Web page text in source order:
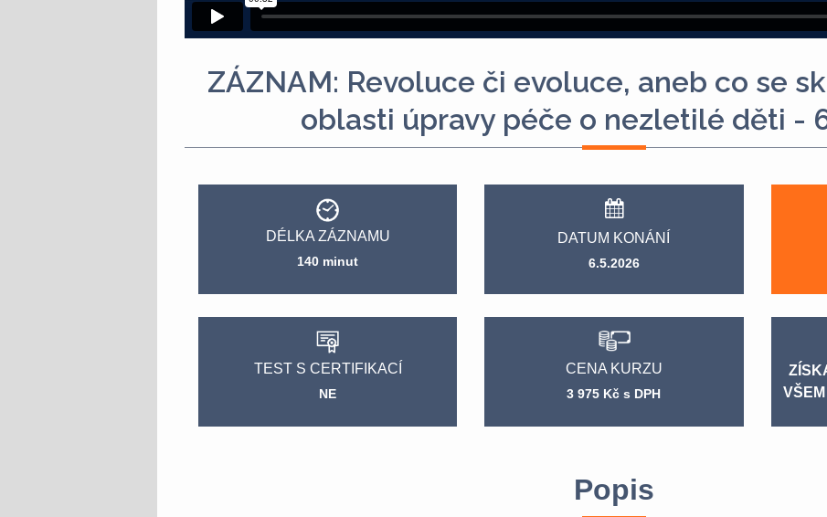
ZÁZNAM: Revoluce či evoluce, aneb co se
oblasti úpravy péče o nezletilé děti -
DÉLKA ZÁZNAMU
140 minut
DATUM KONÁNÍ
6.5.2026
TEST S CERTIFIKACÍ
NE
CENA KURZU
3 975 Kč s DPH
Popis